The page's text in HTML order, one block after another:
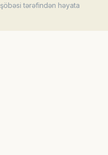
tərəfindən həyata